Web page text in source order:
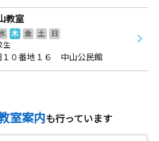
教室
木 金 土
日
生
１０番地１６ 中山公民館
室案内も行っています